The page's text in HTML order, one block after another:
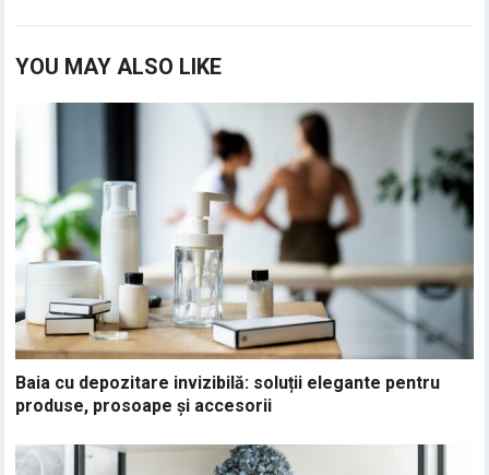
YOU MAY ALSO LIKE
Baia cu depozitare invizibilă: soluții elegante pentru
produse, prosoape și accesorii